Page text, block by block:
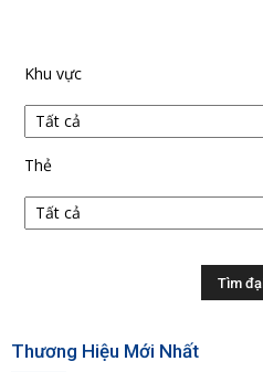
Khu vực
Thẻ
Thương Hiệu Mới Nhất